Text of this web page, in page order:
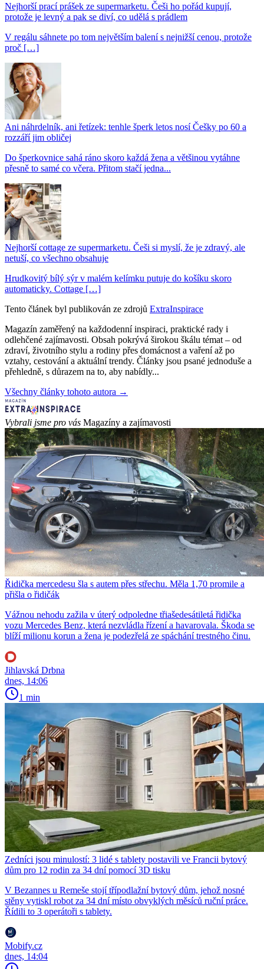
Nejhorší prací prášek ze supermarketu. Češi ho pořád kupují,
protože je levný a pak se diví, co udělá s prádlem
V regálu sáhnete po tom největším balení s nejnižší cenou, protože
proč […]
Ani náhrdelník, ani řetízek: tenhle šperk letos nosí Češky po 60 a
rozzáří jim obličej
Do šperkovnice sahá ráno skoro každá žena a většinou vytáhne
přesně to samé co včera. Přitom stačí jedna...
Nejhorší cottage ze supermarketu. Češi si myslí, že je zdravý, ale
netuší, co všechno obsahuje
Hrudkovitý bílý sýr v malém kelímku putuje do košíku skoro
automaticky. Cottage […]
Tento článek byl publikován ze zdrojů ExtraInspirace
Magazín zaměřený na každodenní inspiraci, praktické rady i
odlehčené zajímavosti. Obsah pokrývá širokou škálu témat – od
zdraví, životního stylu a rodiny přes domácnost a vaření až po
vztahy, cestování a aktuální trendy. Články jsou psané jednoduše a
přehledně, s důrazem na to, aby nabídly...
Všechny články tohoto autora →
Vybrali jsme pro vás Magazíny a zajímavosti
Řidička mercedesu šla s autem přes střechu. Měla 1,70 promile a
přišla o řidičák
Vážnou nehodu zažila v úterý odpoledne třiašedesátiletá řidička
vozu Mercedes Benz, která nezvládla řízení a havarovala. Škoda se
blíží milionu korun a žena je podezřelá ze spáchání trestného činu.
Jihlavská Drbna
dnes, 14:06
1 min
Zedníci jsou minulostí: 3 lidé s tablety postavili ve Francii bytový
dům pro 12 rodin za 34 dní pomocí 3D tisku
V Bezannes u Remeše stojí třípodlažní bytový dům, jehož nosné
stěny vytiskl robot za 34 dní místo obvyklých měsíců ruční práce.
Řídili to 3 operátoři s tablety.
Mobify.cz
dnes, 14:04